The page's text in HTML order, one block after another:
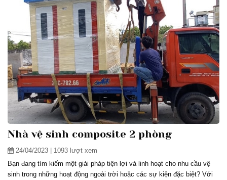
Nhà vệ sinh composite 2 phòng
24/04/2023 | 1093 lượt xem
Bạn đang tìm kiếm một giải pháp tiện lợi và linh hoạt cho nhu cầu vệ
sinh trong những hoạt động ngoài trời hoặc các sự kiện đặc biệt? Với